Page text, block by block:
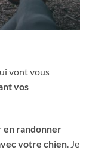
vont vous
vos
en randonner
votre chien . Je